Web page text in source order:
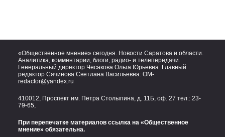
«Общественное мнение» сегодня. Новости Саратова и области.
Аналитика, комментарии, блоги, радио- и телепередачи.
Генеральный директор Чесакова Ольга Юрьевна. Главный
редактор Сячинова Светлана Васильевна: OM-
redactor@yandex.ru
410012, Проспект им. Петра Столыпина, д. 11Б, оф. 27 тел.: 23-
79-65,
При перепечатке материалов ссылка на «Общественное
мнение» обязательна.